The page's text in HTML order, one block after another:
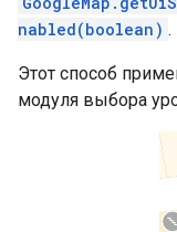
nabled(boolean) .
Этот способ
модуля выбора